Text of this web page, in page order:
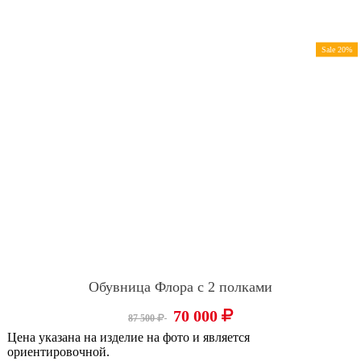
Sale 20%
Обувница Флора с 2 полками
87 500 70 000
Цена указана на изделие на фото и является
ориентировочной.